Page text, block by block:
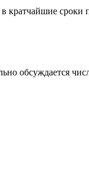
кратчайшие
обсуждается